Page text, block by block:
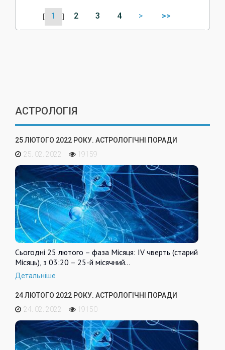
[ 1 ] 2 3 4 > >>
АСТРОЛОГІЯ
25 ЛЮТОГО 2022 РОКУ. АСТРОЛОГІЧНІ ПОРАДИ
25. 02. 2022
19159
Сьогодні 25 лютого – фаза Місяця: IV чверть (старий
Місяць), з 03:20 – 25-й місячний…
Детальніше
24 ЛЮТОГО 2022 РОКУ. АСТРОЛОГІЧНІ ПОРАДИ
24. 02. 2022
19150